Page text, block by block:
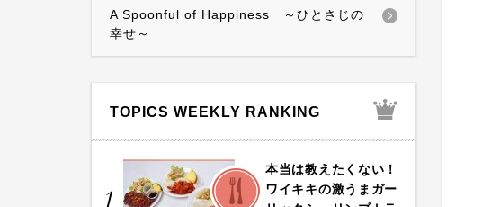
A Spoonful of Happiness ～ひとさじの
幸せ～
TOPICS WEEKLY RANKING
1
FOOD
本当は教えたくない！
ワイキキの激うまガー